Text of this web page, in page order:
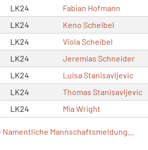
LK24 Fabian Hofmann
LK24 Keno Scheibel
LK24 Viola Scheibel
LK24 Jeremias Schneider
LK24 Luisa Stanisavljevic
LK24 Thomas Stanisavljevic
LK24 Mia Wright
Mannschaftsmeldung...